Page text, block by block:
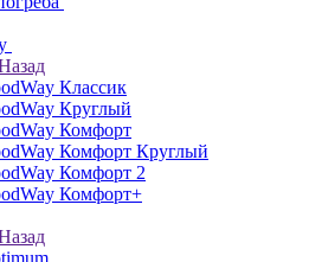
Классик
Круглый
Комфорт
Комфорт Круглый
Комфорт 2
Комфорт+